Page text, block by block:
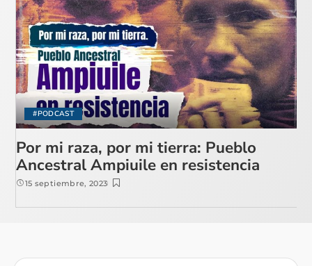
#PODCAST
Por mi raza, por mi tierra: Pueblo
Ancestral Ampiuile en resistencia
15 septiembre, 2023